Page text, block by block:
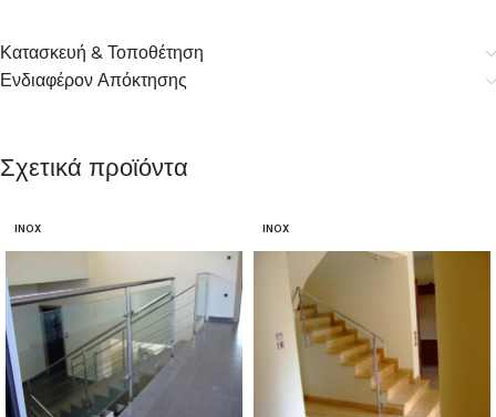
Κατασκευή & Τοποθέτηση
Ενδιαφέρον Απόκτησης
Σχετικά προϊόντα
INOX INOX